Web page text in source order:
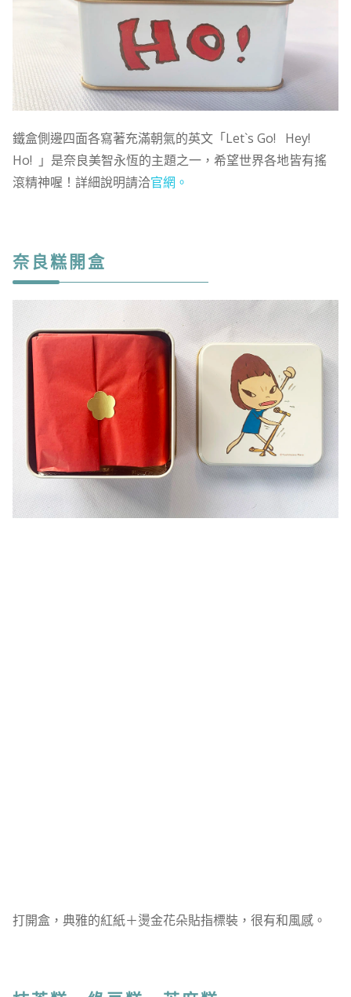
鐵盒側邊四面各寫著充滿朝氣的英文「Let`s Go! Hey!
Ho! 」是奈良美智永恆的主題之一，希望世界各地皆有搖
滾精神喔！詳細說明請洽官網。
奈良糕開盒
打開盒，典雅的紅紙＋燙金花朵貼指標裝，很有和風感。